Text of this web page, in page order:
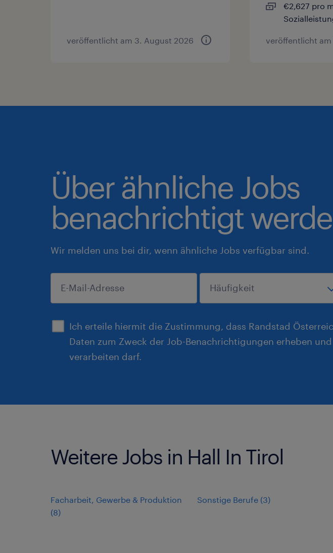
veröffentlicht am 3. August 2026
€2,627 pro
veröffentlicht am
Über ähnliche Jobs
benachrichtigt
Wir melden uns bei dir, wenn ähnliche Jobs verfügbar sind.
Ich erteile hiermit die Zustimmung, dass Randstad
Daten zum Zweck der Job-Benachrichtigungen erheben und
verarbeiten darf.
einreichen
Weitere Jobs in Hall In Tirol
Facharbeit, Gewerbe & Produktion
(8)
Sonstige Berufe (3)